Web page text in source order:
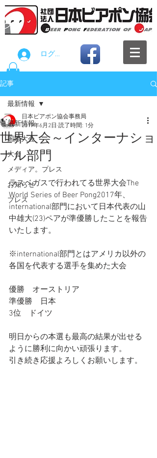
ログイン
記事
最新情報
国際大会
大会
メディア。プレス
お知らせ
プレス
最新情報
世界大会～インターナショ
ナル部門
日本ビアポン協会事務局
2017年6月2日 読了時間: 1分
ラスベガスで行われてる世界大会The
World Series of Beer Pong2017年、
international部門において日本代表の山
中雄大(23)ペアが準優勝したことを報告
いたします。
※international部門とはアメリカ以外の
各国を代表する選手を集めた大会
優勝　オーストリア
準優勝　日本
3位　ドイツ
明日からの本選も最高の結果が出せる
ように勝利に向かい頑張ります。
引き続き応援よろしくお願いします。